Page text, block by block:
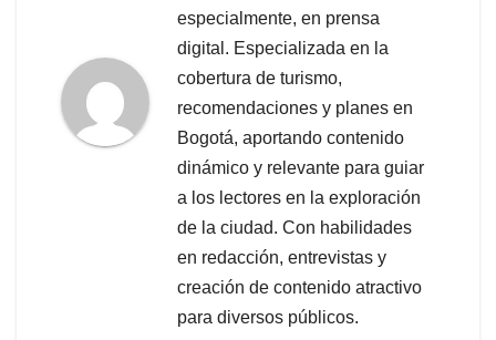
especialmente, en prensa
digital. Especializada en la
cobertura de turismo,
recomendaciones y planes en
Bogotá, aportando contenido
dinámico y relevante para guiar
a los lectores en la exploración
de la ciudad. Con habilidades
en redacción, entrevistas y
creación de contenido atractivo
para diversos públicos.